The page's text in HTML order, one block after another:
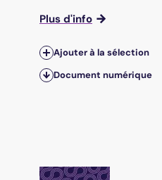
Plus d'info
Ajouter à la sélection
Document numérique